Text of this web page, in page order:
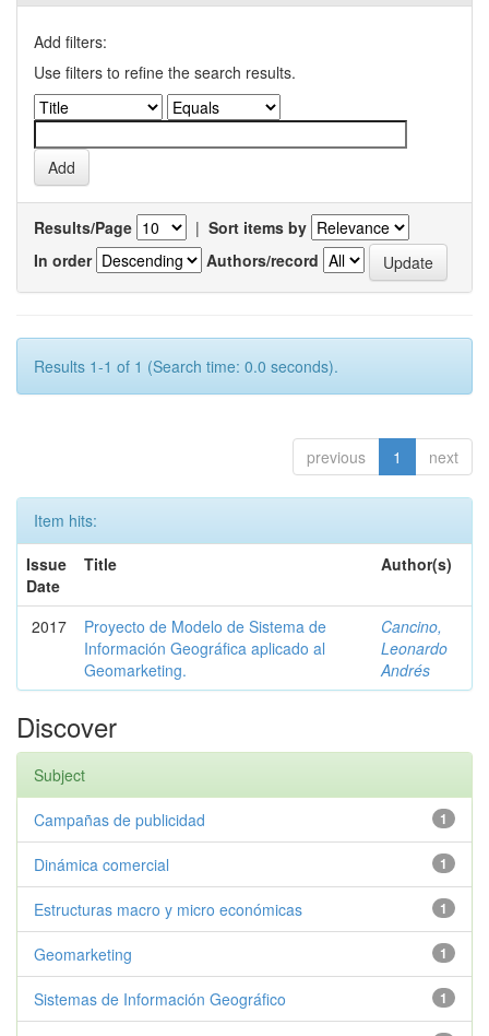
Add filters:
Use filters to refine the search results.
Results/Page | Sort items by
In order
Authors/record
Results 1-1 of 1 (Search time: 0.0 seconds).
previous 1 next
Item hits:
Issue
Date
Title Author(s)
2017
Proyecto de Modelo de Sistema de
Información Geográfica aplicado al
Geomarketing.
Cancino,
Leonardo
Andrés
Discover
Subject
1
Campañas de publicidad
1
Dinámica comercial
1
Estructuras macro y micro económicas
1
Geomarketing
1
Sistemas de Información Geográfico